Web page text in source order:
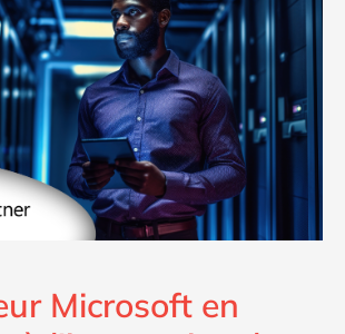
Microsoft en